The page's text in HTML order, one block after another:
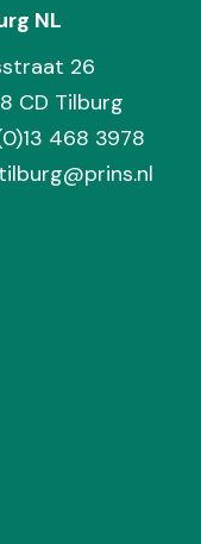
NL
26
CD Tilburg
468 3978